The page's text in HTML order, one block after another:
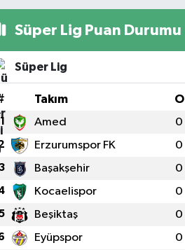
Süper Lig Puan Durumu
Süper Lig
Takım O
1 Amed 0
Erzurumspor FK 0
Başakşehir 0
Kocaelispor 0
Beşiktaş 0
Eyüpspor 0